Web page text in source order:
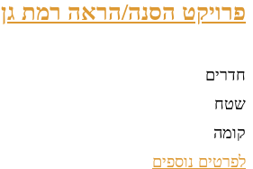
פרויקט הסנה/הראה רמת גן
חדרים
שטח
קומה
לפרטים נוספים